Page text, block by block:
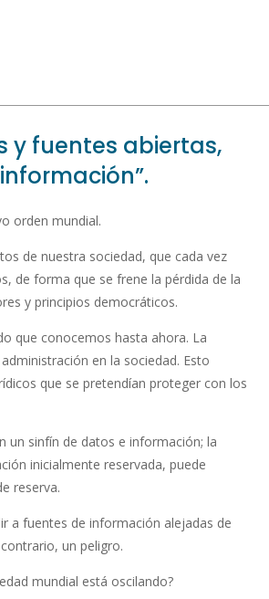
y fuentes abiertas,
orden mundial.
de nuestra sociedad, que cada vez
de forma que se frene la pérdida de la
y principios democráticos.
que conocemos hasta ahora. La
en la sociedad. Esto
que se pretendían proteger con los
un sinfín de datos e información; la
inicialmente reservada, puede
reserva.
a fuentes de información alejadas de
un peligro.
mundial está oscilando?